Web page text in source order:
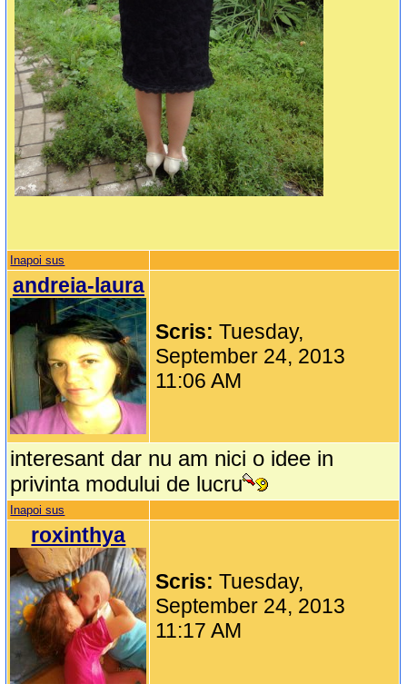
Inapoi sus
andreia-laura
Scris:Tuesday,
September 24, 2013
11:06 AM
interesant dar nu am nici o idee in
privinta modului de lucru
Inapoi sus
roxinthya
Scris:Tuesday,
September 24, 2013
11:17 AM